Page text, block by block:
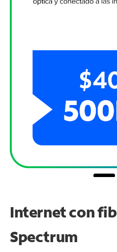
Internet con
Spectrum